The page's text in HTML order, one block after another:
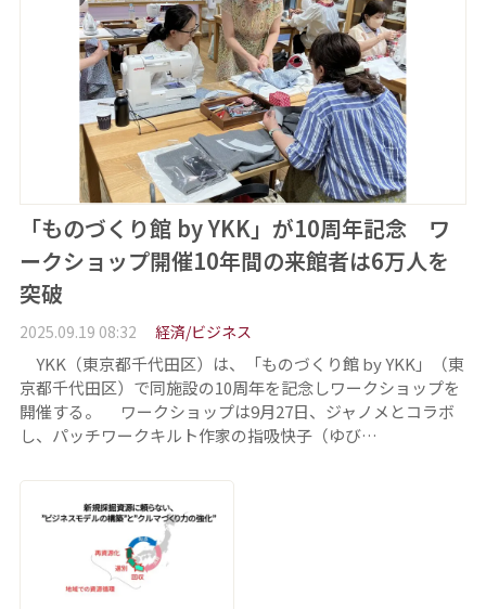
「ものづくり館 by YKK」が10周年記念 ワ
ークショップ開催10年間の来館者は6万人を
突破
2025.09.19 08:32 経済/ビジネス
YKK（東京都千代田区）は、「ものづくり館 by YKK」（東
京都千代田区）で同施設の10周年を記念しワークショップを
開催する。 ワークショップは9月27日、ジャノメとコラボ
し、パッチワークキルト作家の指吸快子（ゆび…